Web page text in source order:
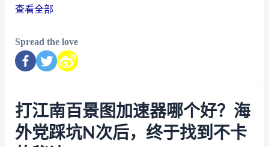
查看全部
Spread the love
打江南百景图加速器哪个好？海
外党踩坑N次后，终于找到不卡